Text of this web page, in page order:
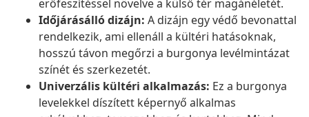
erőfeszítéssel növelve a külső tér magánéletét.
Időjárásálló dizájn: A dizájn egy védő bevonattal
rendelkezik, ami ellenáll a kültéri hatásoknak,
hosszú távon megőrzi a burgonya levélmintázat
színét és szerkezetét.
Univerzális kültéri alkalmazás: Ez a burgonya
levelekkel díszített képernyő alkalmas